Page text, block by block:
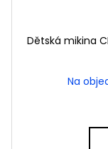
Dětská mikina
Na